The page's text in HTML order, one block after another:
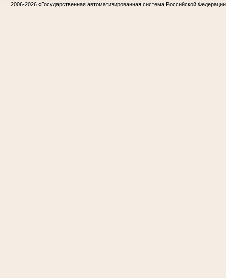
2006-2026 «Государственная автоматизированная система Российской